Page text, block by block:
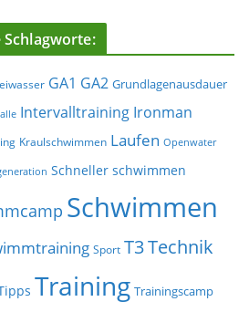
GA1 GA2 Grundlagenausdauer
Intervalltraining Ironman
Kraulschwimmen Laufen Openwater
Schneller schwimmen
Schwimmen
Sport T3Technik
Training Trainingscamp